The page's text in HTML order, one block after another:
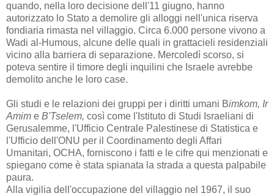
quando, nella loro decisione dell'11 giugno, hanno
autorizzato lo Stato a demolire gli alloggi nell'unica riserva
fondiaria rimasta nel villaggio. Circa 6.000 persone vivono a
Wadi al-Humous, alcune delle quali in grattacieli residenziali
vicino alla barriera di separazione. Mercoledì scorso, si
poteva sentire il timore degli inquilini che Israele avrebbe
demolito anche le loro case.
Gli studi e le relazioni dei gruppi per i diritti umani Bimkom, Ir
Amim e B'Tselem, così come l'Istituto di Studi Israeliani di
Gerusalemme, l'Ufficio Centrale Palestinese di Statistica e
l'Ufficio dell'ONU per il Coordinamento degli Affari
Umanitari, OCHA, forniscono i fatti e le cifre qui menzionati e
spiegano come è stata spianata la strada a questa palpabile
paura.
Alla vigilia dell'occupazione del villaggio nel 1967, il suo